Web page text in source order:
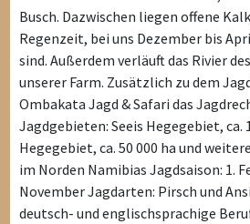
Busch. Dazwischen liegen offene
Regenzeit, bei uns Dezember bis
sind. Außerdem verläuft das Rivier
unserer Farm. Zusätzlich zu dem
Ombakata Jagd & Safari das
Jagdgebieten: Seeis Hegegebiet, ca.
Hegegebiet, ca. 50 000 ha und
im Norden Namibias Jagdsaison: 1.
November Jagdarten: Pirsch und
deutsch- und englischsprachige